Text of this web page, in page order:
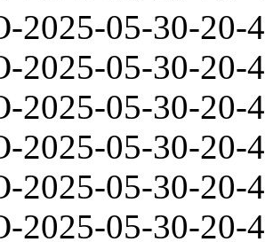
2025-05-30-20-
2025-05-30-20-
2025-05-30-20-
2025-05-30-20-
2025-05-30-20-
2025-05-30-20-